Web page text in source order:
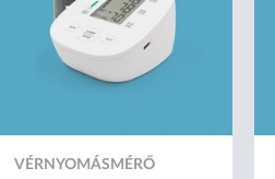
VÉRNYOMÁSMÉRŐ